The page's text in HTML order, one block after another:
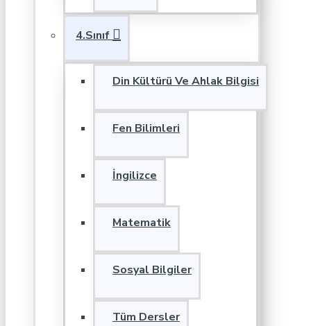
4.Sınıf
Din Kültürü Ve Ahlak Bilgisi
Fen Bilimleri
İngilizce
Matematik
Sosyal Bilgiler
Tüm Dersler